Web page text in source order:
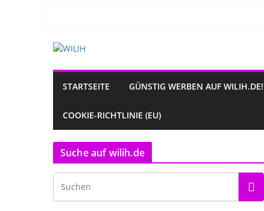
STARTSEITE GÜNSTIG WERBEN AUF WILIH.DE!
COOKIE-RICHTLINIE (EU)
Suche auf wilih.de